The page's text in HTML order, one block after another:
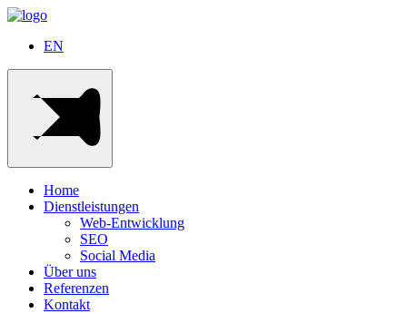
EN
Home
Dienstleistungen
Web-Entwicklung
SEO
Social Media
Über uns
Referenzen
Kontakt